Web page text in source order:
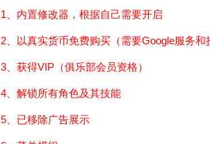
1、内置修改器，根据自己需要开启
2、以真实货币免费购买（需要Google服务和
3、获得VIP（俱乐部会员资格）
4、解锁所有角色及其技能
5、已移除广告展示